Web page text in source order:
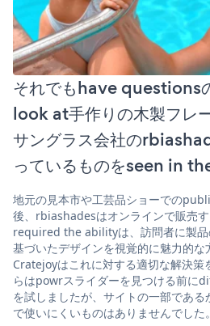
それでもhave questions
look at手作りの木製フレ
サングラス会社の
っているものをseen in
地元の見本市や工芸品ショーでの
後、rbiashadesはオンラインで販売す
required the abilityは、訪問者に製品
基づいたデザインを視覚的に魅力的
Cratejoyはこれに対する適切な解決策
らはpowrスライダーを見つける前
を試しましたが、サイトの一部であ
で使いにくいものはありませんでした。